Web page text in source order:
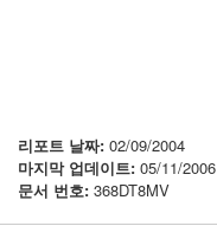
리포트 날짜: 02/09/2004
마지막 업데이트: 05/11/2006
문서 번호: 368DT8MV